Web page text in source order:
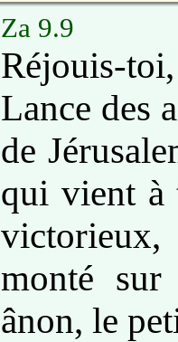
Za 9.9
Réjouis-
Lance des
de
qui vient à
monté
ânon, le